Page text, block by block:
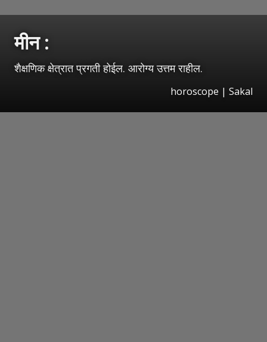
मीन :
शैक्षणिक क्षेत्रात प्रगती होईल. आरोग्य उत्तम राहील.
horoscope | Sakal